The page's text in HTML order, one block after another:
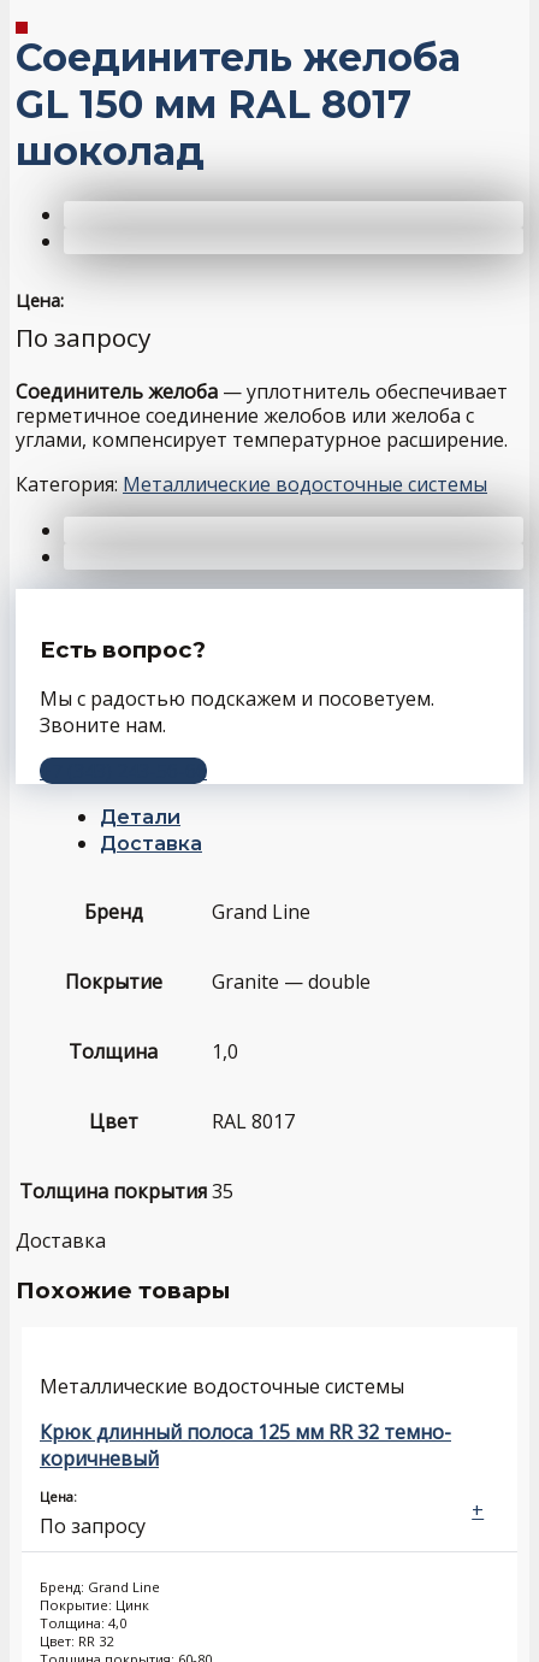
Соединитель желоба
GL 150 мм RAL 8017
шоколад
Цена:
По запросу
Соединитель желоба — уплотнитель обеспечивает
герметичное соединение желобов или желоба с
углами, компенсирует температурное расширение.
Категория: Металлические водосточные системы
Есть вопрос?
Мы с радостью подскажем и посоветуем.
Звоните нам.
+7 (343) 243-56-66
Детали
Доставка
Бренд Grand Line
Покрытие Granite — double
Толщина 1,0
Цвет RAL 8017
Толщина покрытия35
Доставка
Похожие товары
Металлические водосточные системы
Крюк длинный полоса 125 мм RR 32 темно-
коричневый
Цена:
По запросу
Бренд: Grand Line
Покрытие: Цинк
Толщина: 4,0
Цвет: RR 32
+